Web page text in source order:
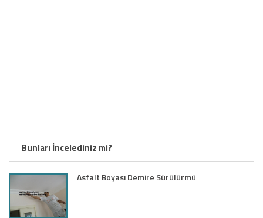
Bunları İncelediniz mi?
Asfalt Boyası Demire Sürülürmü